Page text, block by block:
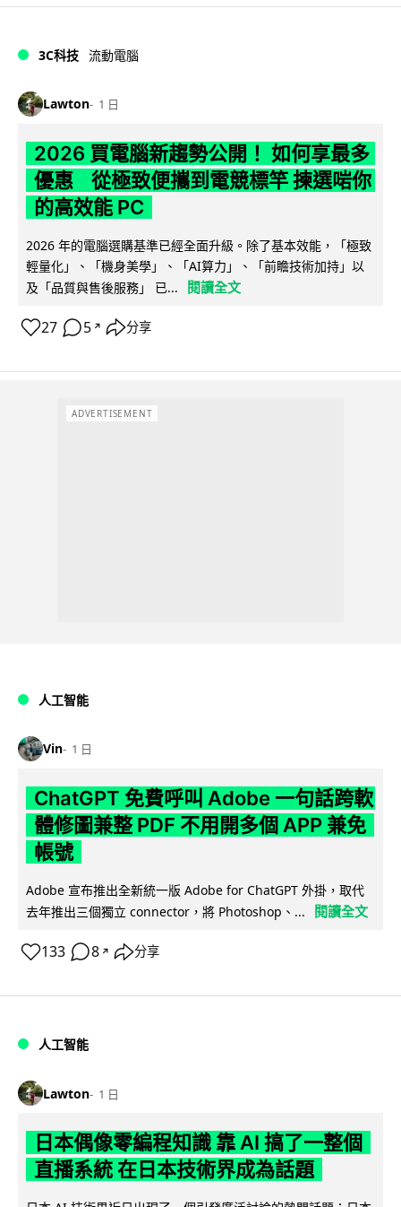
3C科技 流動電腦
Lawton 1 日
2026 買電腦新趨勢公開！ 如何享最多
優惠 從極致便攜到電競標竿 揀選啱你
的高效能 PC
2026 年的電腦選購基準已經全面升級。除了基本效能，「極致
輕量化」、「機身美學」、「AI算力」、「前瞻技術加持」以
及「品質與售後服務」 已...
閱讀全文
27 5 ↗ 分享
ADVERTISEMENT
人工智能
Vin 1 日
ChatGPT 免費呼叫 Adobe 一句話跨軟
體修圖兼整 PDF 不用開多個 APP 兼免
帳號
Adobe 宣布推出全新統一版 Adobe for ChatGPT 外掛，取代
去年推出三個獨立 connector，將 Photoshop、...
閱讀全文
133 8 ↗ 分享
人工智能
Lawton 1 日
日本偶像零編程知識 靠 AI 搞了一整個
直播系統 在日本技術界成為話題